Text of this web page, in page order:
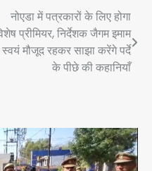
नोएडा में पत्रकारों के लिए होगा
प्रीमियर, निर्देशक जैगम इमाम
स्वयं मौजूद रहकर साझा करेंगे पर्दे
के पीछे की कहानियाँ